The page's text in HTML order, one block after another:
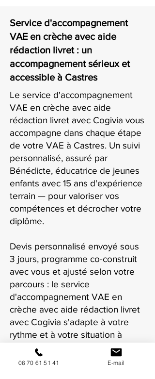
Service d'accompagnement
VAE en crèche avec aide
rédaction livret : un
accompagnement sérieux et
accessible à Castres
Le service d'accompagnement
VAE en crèche avec aide
rédaction livret avec Cogivia vous
accompagne dans chaque étape
de votre VAE à Castres. Un suivi
personnalisé, assuré par
Bénédicte, éducatrice de jeunes
enfants avec 15 ans d'expérience
terrain — pour valoriser vos
compétences et décrocher votre
diplôme.
Devis personnalisé envoyé sous
3 jours, programme co-construit
avec vous et ajusté selon votre
parcours : le service
d'accompagnement VAE en
crèche avec aide rédaction livret
avec Cogivia s'adapte à votre
rythme et à votre situation à
Castres.
06 70 61 51 41 E-mail